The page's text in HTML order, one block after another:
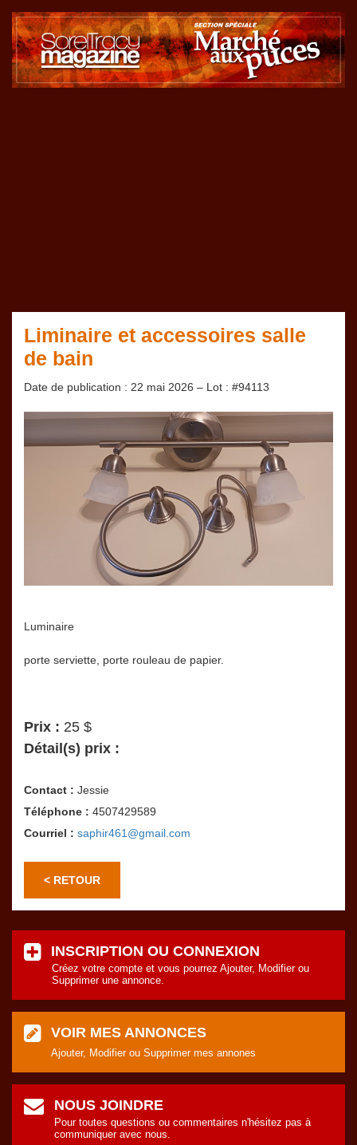
Liminaire et accessoires salle
de bain
Date de publication : 22 mai 2026 – Lot : #94113
Luminaire
porte serviette, porte rouleau de papier.
Prix : 25 $
Détail(s) prix :
Contact : Jessie
Téléphone : 4507429589
Courriel : saphir461@gmail.com
< RETOUR
INSCRIPTION OU CONNEXION
Créez votre compte et vous pourrez Ajouter, Modifier ou
Supprimer une annonce.
VOIR MES ANNONCES
Ajouter, Modifier ou Supprimer mes annones
NOUS JOINDRE
Pour toutes questions ou commentaires n'hésitez pas à
communiquer avec nous.